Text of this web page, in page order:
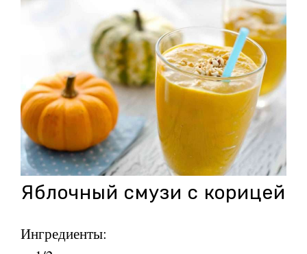
Яблочный смузи с корицей
Ингредиенты: